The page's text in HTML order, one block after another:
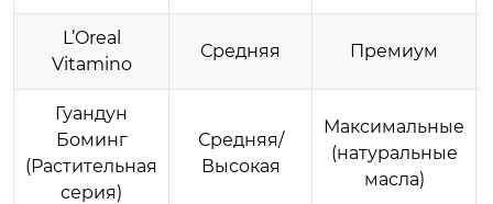
L’Oreal
Vitamino
Средняя Премиум
Гуандун
Боминг
(Растительная
серия)
Средняя/
Высокая
Максимальные
(натуральные
масла)